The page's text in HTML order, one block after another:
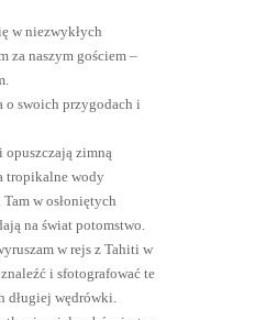
w niezwykłych
za naszym gościem –
o swoich przygodach i
opuszczają zimną
tropikalne wody
w osłoniętych
na świat potomstwo.
w rejs z Tahiti w
i sfotografować te
długiej wędrówki.